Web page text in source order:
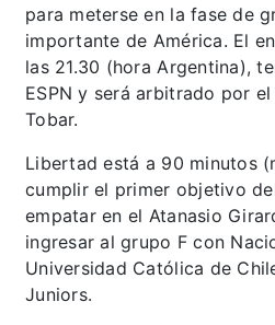
para meterse en la fase de
importante de América. El
las 21.30 (hora Argentina),
ESPN y será arbitrado por
Tobar.
Libertad está a 90 minutos
cumplir el primer objetivo
empatar en el Atanasio
ingresar al grupo F con
Universidad Católica de
Juniors.